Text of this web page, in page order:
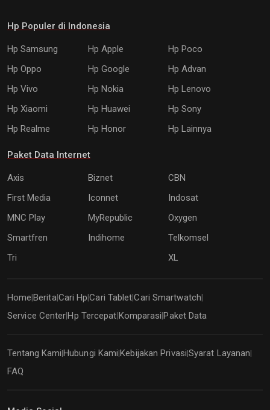
Hp Populer di Indonesia
Hp Samsung Hp Apple
Hp Poco
Hp Oppo
Hp Google
Hp Advan
Hp Vivo
Hp Nokia
Hp Lenovo
Hp Xiaomi
Hp Huawei
Hp Sony
Hp Realme
Hp Honor Hp Lainnya
Paket Data Internet
Axis Biznet
CBN
First Media
Iconnet
Indosat
MNC Play
MyRepublic
Oxygen
Smartfren
Indihome
Telkomsel
Tri
XL
Home|Berita|Cari Hp|Cari Tablet|Cari Smartwatch|
Service Center|Hp Tercepat|Komparasi|Paket Data
Tentang Kami Hubungi Kami Kebijakan Privasi Syarat Layanan
FAQ